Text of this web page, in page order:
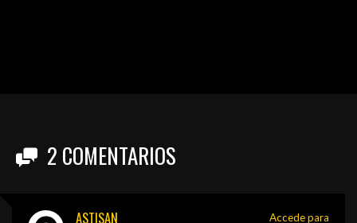
2 COMENTARIOS
ASTISAN
Accede para